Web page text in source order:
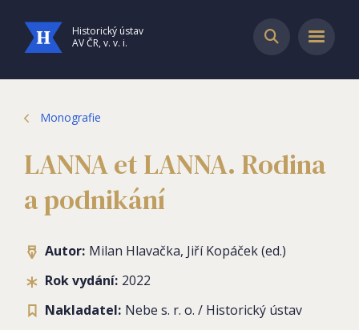
Historický ústav
AV ČR, v. v. i.
Monografie
LANNA et LANNA. Rodina
a podnikání
Autor: Milan Hlavačka, Jiří Kopáček (ed.)
Rok vydání: 2022
Nakladatel: Nebe s. r. o. / Historický ústav